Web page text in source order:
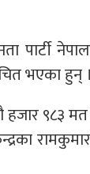
पार्टी
भएका हुन् ।
हजार ९८३ मत